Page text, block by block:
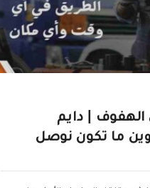
| دايم
ما تكون نوصل